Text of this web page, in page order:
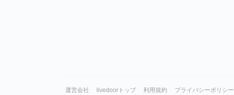
運営会社 livedoorトップ 利用規約 プライバシーポリシー